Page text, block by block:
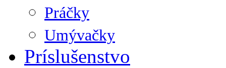
Práčky
Umývačky
Príslušenstvo